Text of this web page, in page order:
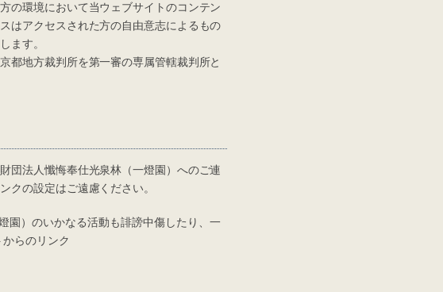
の環境において当ウェブサイトのコンテン
はアクセスされた方の自由意志によるもの
ます。
都地方裁判所を第一審の専属管轄裁判所と
団法人懺悔奉仕光泉林（一燈園）へのご連
クの設定はご遠慮ください。
園）のいかなる活動も誹謗中傷したり、一
らのリンク